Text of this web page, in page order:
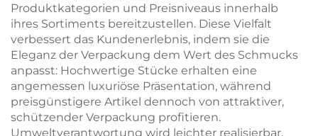
Produktkategorien und Preisniveaus innerhalb
ihres Sortiments bereitzustellen. Diese Vielfalt
verbessert das Kundenerlebnis, indem sie die
Eleganz der Verpackung dem Wert des Schmucks
anpasst: Hochwertige Stücke erhalten eine
angemessen luxuriöse Präsentation, während
preisgünstigere Artikel dennoch von attraktiver,
schützender Verpackung profitieren.
Umweltverantwortung wird leichter realisierbar,